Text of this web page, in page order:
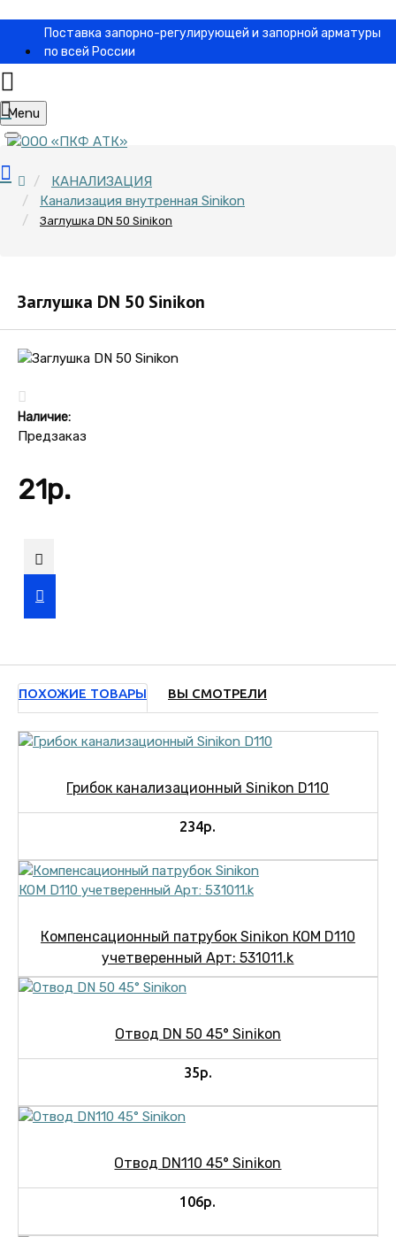
Поставка запорно-регулирующей и запорной арматуры
по всей России
Menu
КАНАЛИЗАЦИЯ
Канализация внутренная Sinikon
Заглушка DN 50 Sinikon
Заглушка DN 50 Sinikon
Наличие:
Предзаказ
21р.
ПОХОЖИЕ ТОВАРЫ ВЫ СМОТРЕЛИ
Грибок канализационный Sinikon D110
234р.
Компенсационный патрубок Sinikon КОМ D110
учетверенный Арт: 531011.k
Отвод DN 50 45° Sinikon
35р.
Отвод DN110 45° Sinikon
106р.